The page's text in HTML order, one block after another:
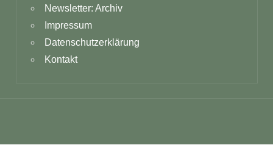
Newsletter: Archiv
Impressum
Datenschutzerklärung
Kontakt